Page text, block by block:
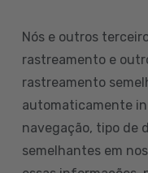
Nós e outros
rastreamento e
rastreamento
automaticamente
navegação, tipo de
semelhantes em